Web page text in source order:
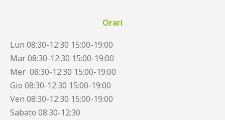
Orari
Lun 08:30-12:30 15:00-19:00
Mar 08:30-12:30 15:00-19:00
Mer 08:30-12:30 15:00-19:00
Gio 08:30-12:30 15:00-19:00
Ven 08:30-12:30 15:00-19:00
Sabato 08:30-12:30